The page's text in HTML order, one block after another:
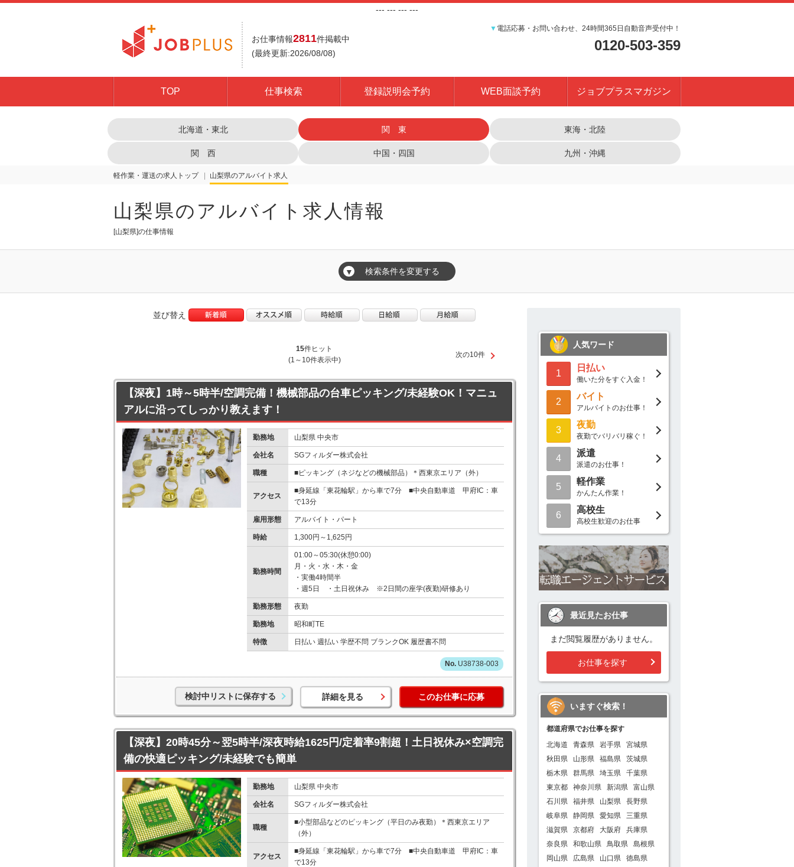
--- --- --- ---
お仕事情報2811件掲載中
(最終更新:2026/08/08)
▼ 電話応募・お問い合わせ、24時間365日自動音声受付中！
0120-503-359
TOP 仕事検索 登録説明会予約 WEB面談予約 ジョブプラスマガジン
北海道・東北 関 東 東海・北陸
関 西 中国・四国 九州・沖縄
軽作業・運送の求人トップ 山梨県
山梨県のアルバイト求人情報
[山梨県]の仕事情報
▼ 検索条件を変更する
並び替え
15件ヒット
(1～10件表示中)
次の10件
【深夜】1時～5時半/空調完備！機械部品の台車ピッキング/未経験OK！マニュ
アルに沿ってしっかり教えます！
勤務地 山梨県 中央市
会社名 SGフィルダー株式会社
職種 ■ピッキング（ネジなどの機械部品）＊西東京エリア（外）
アクセス
■身延線「東花輪駅」から車で7分 ■中央自動車道 甲府IC：車
で13分
雇用形態 アルバイト・パート
時給 1,300円～1,625円
勤務時間
01:00～05:30(休憩0:00)
月・火・水・木・金
・実働4時間半
・週5日 ・土日祝休み ※2日間の座学(夜勤)研修あり
勤務形態 夜勤
勤務地 昭和町TE
特徴 日払い 週払い 学歴不問 ブランクOK 履歴書不問
U38738-003
検討中リストに保存する 詳細を見る このお仕事に応募
【深夜】20時45分～翌5時半/深夜時給1625円/定着率9割超！土日祝休み×空調完
備の快適ピッキング/未経験でも簡単
勤務地 山梨県 中央市
会社名 SGフィルダー株式会社
職種
■小型部品などのピッキング（平日のみ夜勤）＊西東京エリア
（外）
アクセス
■身延線「東花輪駅」から車で7分 ■中央自動車道 甲府IC：車
で13分
人気ワード
1
日払い
働いた分をすぐ入金！
2
バイト
アルバイトのお仕事！
3
夜勤
夜勤でバリバリ稼ぐ！
4
派遣
派遣のお仕事！
5
軽作業
かんたん作業！
6
高校生
高校生歓迎のお仕事
最近見たお仕事
まだ閲覧履歴がありません。
お仕事を探す
いますぐ検索！
都道府県でお仕事を探す
北海道
青森県 岩手県
宮城県
秋田県
山形県 福島県
茨城県
栃木県
群馬県 埼玉県
千葉県
東京都
神奈川県 新潟県
富山県
石川県
福井県 山梨県
長野県
岐阜県
静岡県 愛知県
三重県
滋賀県
京都府 大阪府
兵庫県
奈良県
和歌山県 鳥取県
島根県
岡山県
広島県 山口県
徳島県